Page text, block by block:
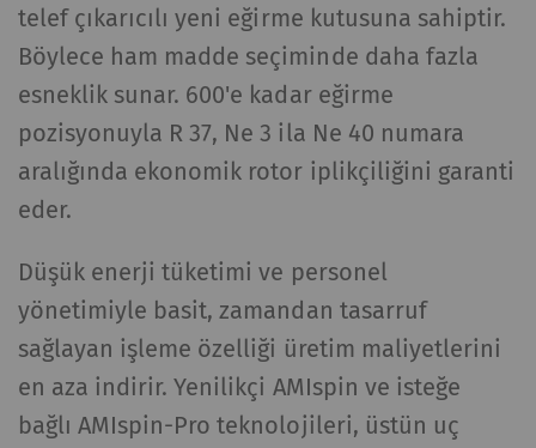
telef çıkarıcılı yeni eğirme kutusuna sahiptir.
Böylece ham madde seçiminde daha fazla
esneklik sunar. 600'e kadar eğirme
pozisyonuyla R 37, Ne 3 ila Ne 40 numara
aralığında ekonomik rotor iplikçiliğini garanti
eder.
Düşük enerji tüketimi ve personel
yönetimiyle basit, zamandan tasarruf
sağlayan işleme özelliği üretim maliyetlerini
en aza indirir. Yenilikçi AMIspin ve isteğe
bağlı AMIspin-Pro teknolojileri, üstün uç